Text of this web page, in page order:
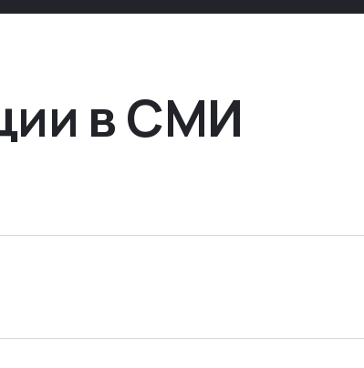
проекту — все ручками
в СМИ